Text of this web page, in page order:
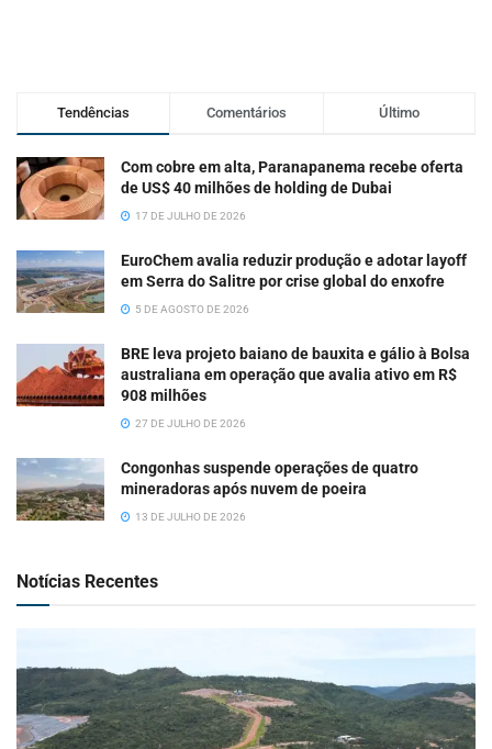
Tendências Comentários Último
Com cobre em alta, Paranapanema recebe oferta
de US$ 40 milhões de holding de Dubai
17 DE JULHO DE 2026
EuroChem avalia reduzir produção e adotar layoff
em Serra do Salitre por crise global do enxofre
5 DE AGOSTO DE 2026
BRE leva projeto baiano de bauxita e gálio à Bolsa
australiana em operação que avalia ativo em R$
908 milhões
27 DE JULHO DE 2026
Congonhas suspende operações de quatro
mineradoras após nuvem de poeira
13 DE JULHO DE 2026
Notícias Recentes